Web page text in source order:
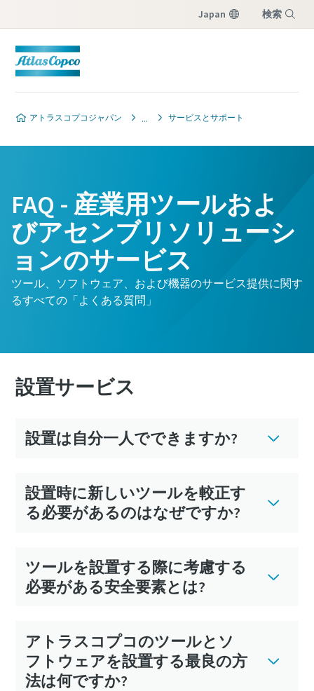
Japan 検索
アトラスコプコジャパン サービスとサポート
工具校正と認定品質保証校正により、品質を確保し、欠
陥を削減しましょう。​
FAQ - 産業用ツールおよ
びアセンブリソリューシ
ョンのサービス
ツール、ソフトウェア、および機器のサービス提供に関す
るすべての「よくある質問」
設置サービス
設置は自分一人でできますか?
設置時に新しいツールを較正す
る必要があるのはなぜですか?
ツールを設置する際に考慮する
必要がある安全要素とは?
アトラスコプコのツールとソ
フトウェアを設置する最良の方
法は何ですか?